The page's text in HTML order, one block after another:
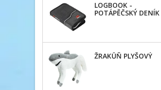
LOGBOOK -
POTÁPĚČSKÝ DENÍK
ŽRAKŮŇ PLYŠOVÝ